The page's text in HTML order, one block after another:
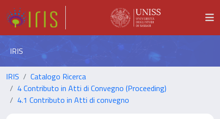
IRIS
IRIS
Catalogo Ricerca
4 Contributo in Atti di Convegno (Proceeding)
4.1 Contributo in Atti di convegno